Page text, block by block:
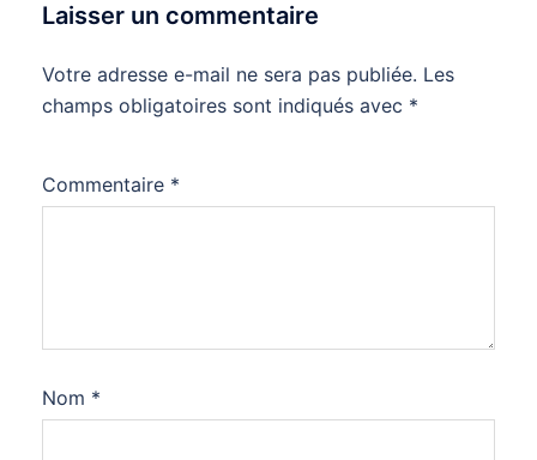
Laisser un commentaire
Votre adresse e-mail ne sera pas publiée. Les
champs obligatoires sont indiqués avec *
Commentaire *
Nom *